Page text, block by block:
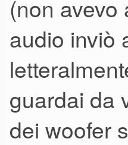
(non
audio inviò
guardai da
dei woofer